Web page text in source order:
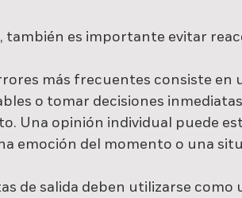
también es importante evitar
más frecuentes consiste en
o tomar decisiones
Una opinión individual puede
emoción del momento o una
de salida deben utilizarse